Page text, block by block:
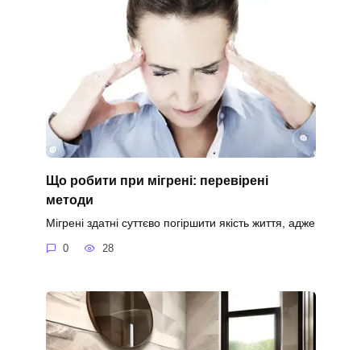
Що робити при мігрені: перевірені
методи
Мігрені здатні суттєво погіршити якість життя, адже
0 28